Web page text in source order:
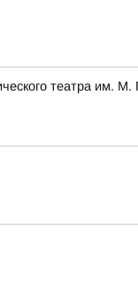
театра им.